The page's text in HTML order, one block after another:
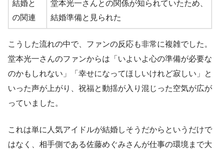
結婚と
の関連
堂本光一さんとの関係が知られていたため、
結婚準備と見られた
こうした流れの中で、ファンの反応も非常に複雑でした。
堂本光一さんのファンからは「いよいよ心の準備が必要な
のかもしれない」「幸せになってほしいけれど寂しい」と
いった声が上がり、祝福と動揺が入り混じった空気が広が
っていました。
これは単に人気アイドルが結婚しそうだからというだけで
はなく、相手側である佐藤めぐみさんが仕事の環境まで大